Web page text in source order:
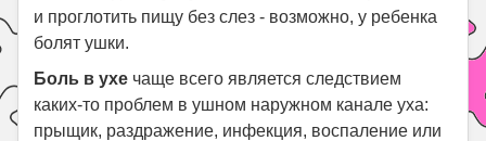
и проглотить пищу без слез - возможно, у ребенка
болят ушки.
Боль в ухе чаще всего является следствием
каких-то проблем в ушном наружном канале уха:
прыщик, раздражение, инфекция, воспаление или